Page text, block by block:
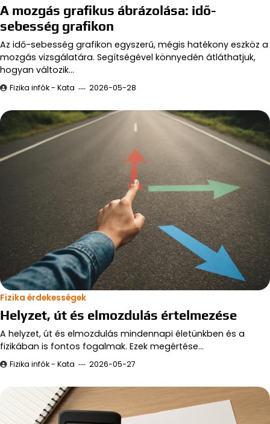
A mozgás grafikus ábrázolása: idő-
sebesség grafikon
Az idő-sebesség grafikon egyszerű, mégis hatékony eszköz a
mozgás vizsgálatára. Segítségével könnyedén átláthatjuk,
hogyan változik…
Fizika infók - Kata 2026-05-28
Fizika érdekességek
Helyzet, út és elmozdulás értelmezése
A helyzet, út és elmozdulás mindennapi életünkben és a
fizikában is fontos fogalmak. Ezek megértése…
Fizika infók - Kata 2026-05-27